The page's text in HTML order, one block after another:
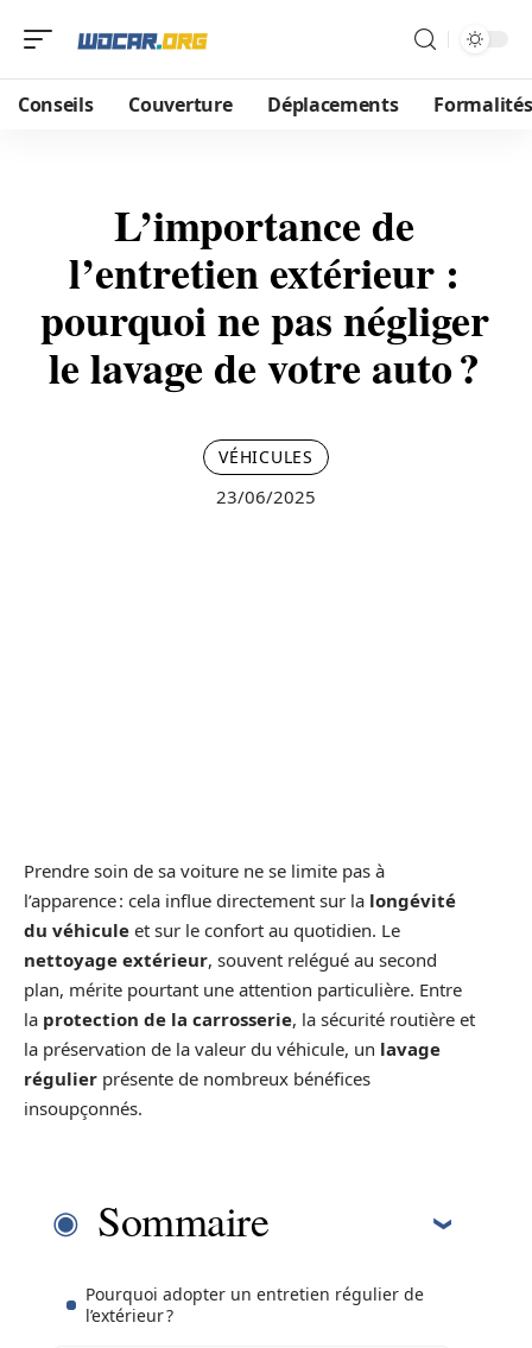
Conseils Couverture Déplacements Formalités
L’importance de
l’entretien extérieur :
pourquoi ne pas négliger
le lavage de votre auto ?
VÉHICULES
23/06/2025
Prendre soin de sa voiture ne se limite pas à
l’apparence : cela influe directement sur la longévité
du véhicule et sur le confort au quotidien. Le
nettoyage extérieur, souvent relégué au second
plan, mérite pourtant une attention particulière. Entre
la protection de la carrosserie, la sécurité routière et
la préservation de la valeur du véhicule, un lavage
régulier présente de nombreux bénéfices
insoupçonnés.
Sommaire
Pourquoi adopter un entretien régulier de
l’extérieur ?